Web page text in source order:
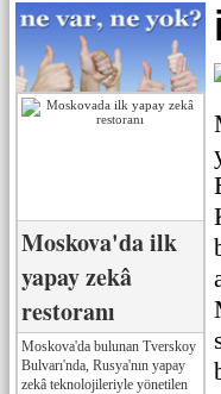
Moskova'da ilk
yapay zekâ
restoranı
Moskova'da bulunan Tverskoy
Bulvarı'nda, Rusya'nın yapay
zekâ teknolojileriyle yönetilen